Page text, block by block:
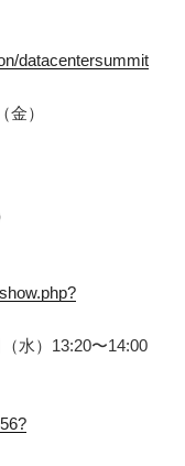
datacentersummit
）
水）13:20〜14:00